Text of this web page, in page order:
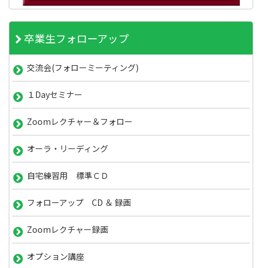
卒業生フォローアップ
交流会(フォローミーティング)
１Dayセミナー
Zoomレクチャー＆フォロー
オーラ・リーディング
自宅練習用 標準ＣＤ
フォローアップ CD ＆ 録画
Zoomレクチャー録画
オプション講座